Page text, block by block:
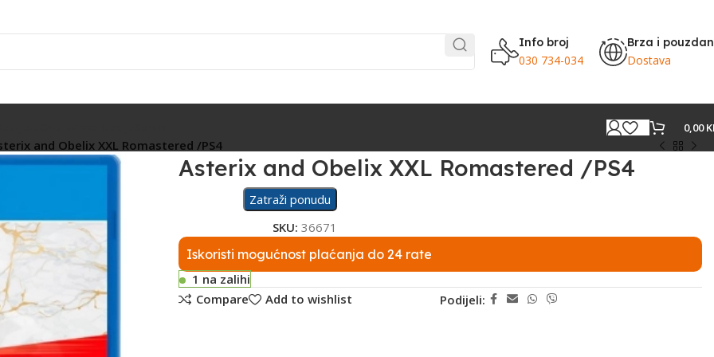
Info broj
030 734-034
Brza i
Dostava
0,00
and Obelix XXL Romastered /PS4
Asterix and Obelix XXL Romastered /PS4
Zatraži ponudu
SKU: 36671
Iskoristi mogućnost plaćanja do 24 rate
1 na zalihi
Compare
Add to wishlist Podijeli: